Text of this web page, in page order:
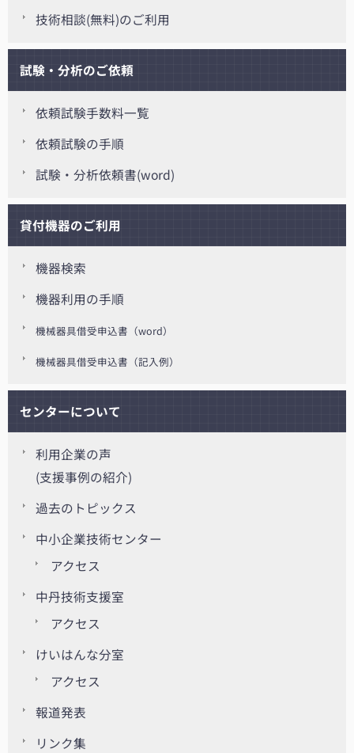
技術相談(無料)のご利用
試験・分析のご依頼
依頼試験手数料一覧
依頼試験の手順
試験・分析依頼書(word)
貸付機器のご利用
機器検索
機器利用の手順
機械器具借受申込書（word）
機械器具借受申込書（記入例）
センターについて
利用企業の声
(支援事例の紹介)
過去のトピックス
中小企業技術センター
アクセス
中丹技術支援室
アクセス
けいはんな分室
アクセス
報道発表
リンク集